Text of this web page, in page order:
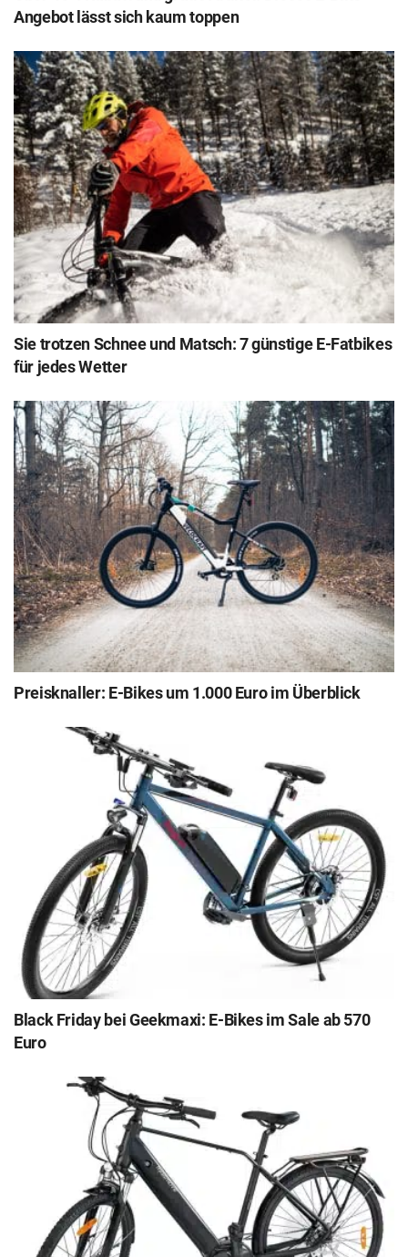
Angebot lässt sich kaum toppen
Sie trotzen Schnee und Matsch: 7 günstige E-Fatbikes
für jedes Wetter
Preisknaller: E-Bikes um 1.000 Euro im Überblick
Black Friday bei Geekmaxi: E-Bikes im Sale ab 570
Euro